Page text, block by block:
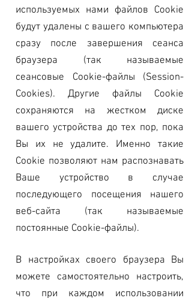
используемых нами файлов Cookie
будут удалены с вашего компьютера
сразу после завершения сеанса
браузера (так называемые
сеансовые Cookie-файлы (Session-
Cookies). Другие файлы Cookie
сохраняются на жестком диске
вашего устройства до тех пор, пока
Вы их не удалите. Именно такие
Cookie позволяют нам распознавать
Ваше устройство в случае
последующего посещения нашего
веб-сайта (так называемые
постоянные Cookie-файлы).
В настройках своего браузера Вы
можете самостоятельно настроить,
что при каждом использовании